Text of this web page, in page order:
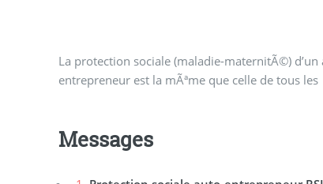
La protection sociale (maladie-maternitÃ©) d’un
entrepreneur est la mÃªme que celle de tous les
indÃ©pendants (entrepreneur individuel,
Messages